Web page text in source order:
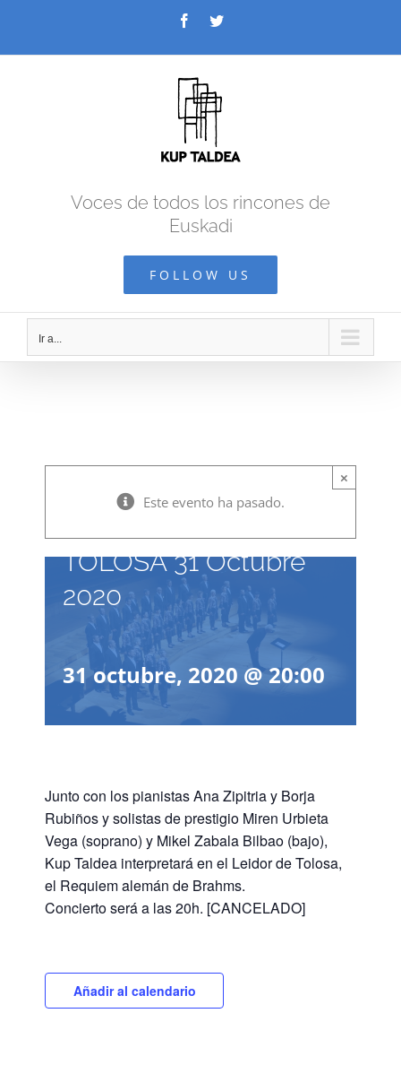
FacebookTwitter
Voces de todos los rincones de
Euskadi
FOLLOW US
Ir a...
×
Este evento ha pasado.
CANCELADO –
TOLOSA 31 Octubre
2020
31 octubre, 2020 @ 20:00
Junto con los pianistas Ana Zipitria y Borja
Rubiños y solistas de prestigio Miren Urbieta
Vega (soprano) y Mikel Zabala Bilbao (bajo),
Kup Taldea interpretará en el Leidor de Tolosa,
el Requiem alemán de Brahms.
Concierto será a las 20h. [CANCELADO]
Añadir al calendario